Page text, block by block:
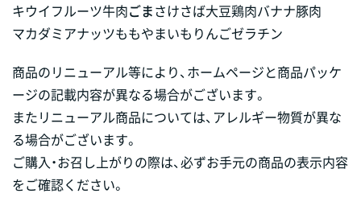
キウイフルーツ牛肉ごまさけさば大豆鶏肉バナナ豚肉
マカダミアナッツももやまいも りんごゼラチン
商品のリニューアル等により、ホームページと商品パッケ
ージの記載内容が異なる場合がございます。
またリニューアル商品については、アレルギー物質が異な
る場合がございます。
ご購入・お召し上がりの際は、必ずお手元の商品の表示内容
をご確認ください。